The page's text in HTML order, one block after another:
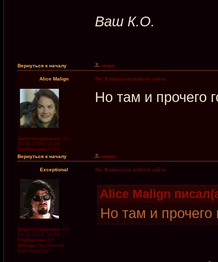
Ваш К.О.
Вернуться к началу
Alice Malign Re: Вопросы по работе сайта
Зарегистрирован: Ср
20.09.2006, 07:38
Сообщения: 6781
Но там и прочего
Вернуться к началу
Exceptional Re: Вопросы по работе сайта
Зарегистрирован: Сб
10.10.2015, 13:44
Сообщения: 63
Откуда: Челябинск/
Екатеринбург
Alice Malign
Но там и прочего